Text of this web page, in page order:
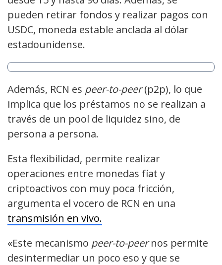
pueden retirar fondos y realizar pagos con
USDC, moneda estable anclada al dólar
estadounidense.
Además, RCN es peer-to-peer(p2p), lo que
implica que los préstamos no se realizan a
través de un pool de liquidez sino, de
persona a persona.
Esta flexibilidad, permite realizar
operaciones entre monedas fíat y
criptoactivos con muy poca fricción,
argumenta el vocero de RCN en una
transmisión en vivo.
«Este mecanismo peer-to-peernos permite
desintermediar un poco eso y que se